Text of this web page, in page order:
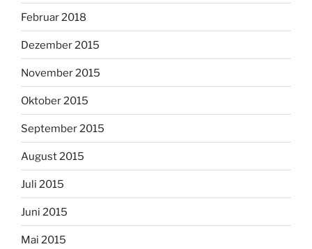
Februar 2018
Dezember 2015
November 2015
Oktober 2015
September 2015
August 2015
Juli 2015
Juni 2015
Mai 2015